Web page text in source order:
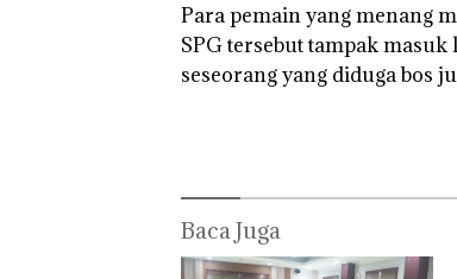
Para pemain yang menang
SPG tersebut tampak
seseorang yang diduga bos
Baca Juga